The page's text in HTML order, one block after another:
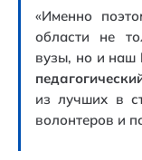
«Именно
области не
вузы, но и наш
из лучших в
волонтеров и